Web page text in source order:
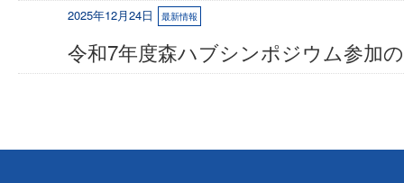
2025年12月24日 最新情報
令和7年度森ハブシンポジウム参加